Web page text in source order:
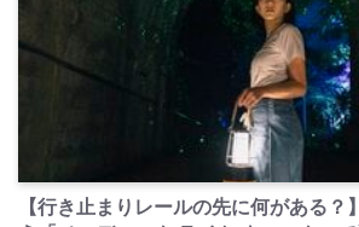
【行き止まりレールの先に何がある？